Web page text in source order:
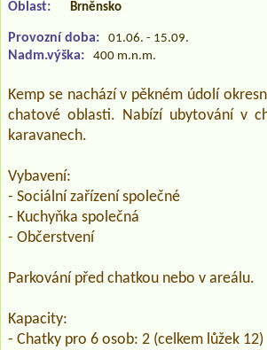
Oblast: Brněnsko
Provozní doba: 01.06. - 15.09.
Nadm.výška: 400 m.n.m.
Kemp se nachází v pěkném údolí
chatové oblasti. Nabízí ubytování v
karavanech.
Vybavení:
- Sociální zařízení společné
- Kuchyňka společná
- Občerstvení
Parkování před chatkou nebo v areálu.
Kapacity:
- Chatky pro 6 osob: 2 (celkem lůžek 12)